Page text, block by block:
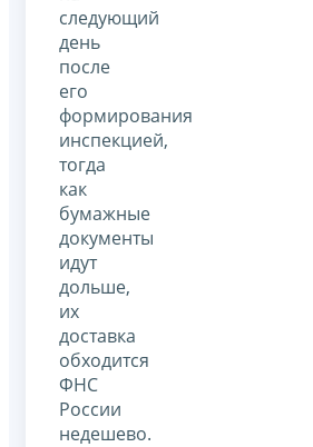
следующий
день
после
его
формирования
инспекцией,
тогда
как
бумажные
документы
идут
дольше,
их
доставка
обходится
ФНС
России
недешево.